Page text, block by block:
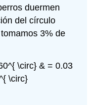
duermen
del círculo
3% de
\circ} & = 0.03
\circ}